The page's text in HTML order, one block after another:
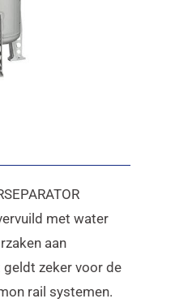
met water
aan
zeker voor de
rail systemen.